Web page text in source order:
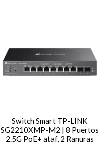
Switch Smart TP-LINK
SG2210XMP-M2 | 8 Puertos
2.5G PoE+ ataf, 2 Ranuras